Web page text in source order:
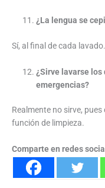
¿La lengua se
Sí, al final de cada lavado.
¿Sirve lavarse los
emergencias?
Realmente no sirve,
función de limpieza.
Comparte en redes